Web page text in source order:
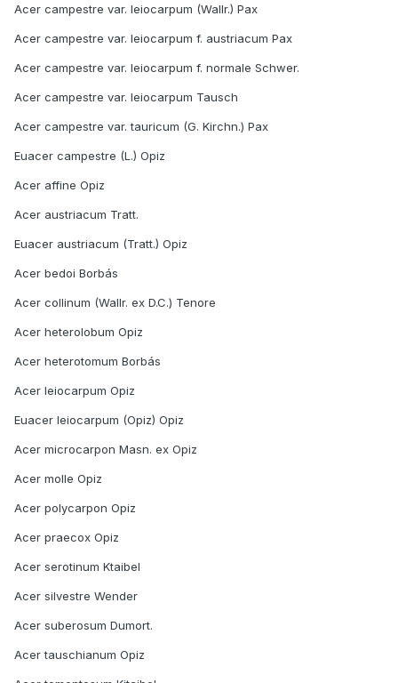
Acer campestre var. leiocarpum (Wallr.) Pax
Acer campestre var. leiocarpum f. austriacum Pax
Acer campestre var. leiocarpum f. normale Schwer.
Acer campestre var. leiocarpum Tausch
Acer campestre var. tauricum (G. Kirchn.) Pax
Euacer campestre (L.) Opiz
Acer affine Opiz
Acer austriacum Tratt.
Euacer austriacum (Tratt.) Opiz
Acer bedoi Borbás
Acer collinum (Wallr. ex D.C.) Tenore
Acer heterolobum Opiz
Acer heterotomum Borbás
Acer leiocarpum Opiz
Euacer leiocarpum (Opiz) Opiz
Acer microcarpon Masn. ex Opiz
Acer molle Opiz
Acer polycarpon Opiz
Acer praecox Opiz
Acer serotinum Ktaibel
Acer silvestre Wender
Acer suberosum Dumort.
Acer tauschianum Opiz